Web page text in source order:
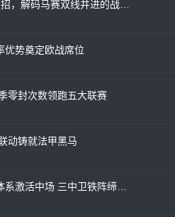
优势奠定欧战席位
零封次数领跑五大联赛
动铸就法甲黑马